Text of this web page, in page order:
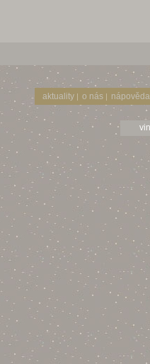
aktuality | o nás | nápověda